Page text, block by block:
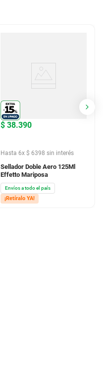
$ 38.390
Hasta 6x $ 6398 sin interés
Sellador Doble Aero 125Ml
Effetto Mariposa
Envíos a todo el país
¡Retíralo YA!